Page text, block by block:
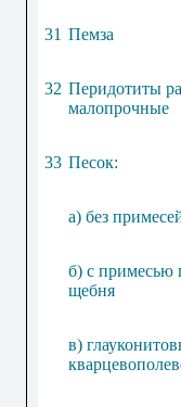
31 Пемза
32 Перидотиты
малопрочные
33 Песок:
а) без
б) с примесью
щебня
в)